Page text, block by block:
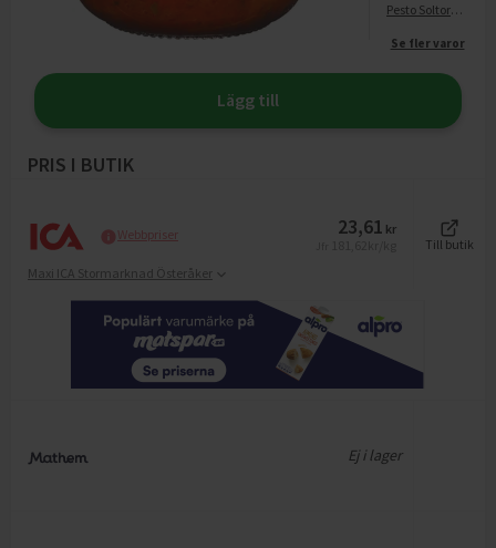
Pesto Soltorkade Tomater EKO
Se fler varor
Lägg till
PRIS I BUTIK
Webbpriser 23,61 kr
Till butik
Maxi ICA Stormarknad Österåker
Ej i lager